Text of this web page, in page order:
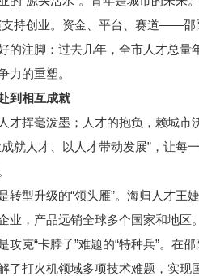
持创业。资金、平台、赛道——邵
注脚：过去几年，全市人才总量
力的重塑。
相互成就
挥毫泼墨；人才的抱负，赖城市
人才、以人才带动发展”，让每
型升级的“领头雁”。海归人才王
业，产品远销全球多个国家和地区
克“卡脖子”难题的“特种兵”。在
了打火机领域多项技术难题，实